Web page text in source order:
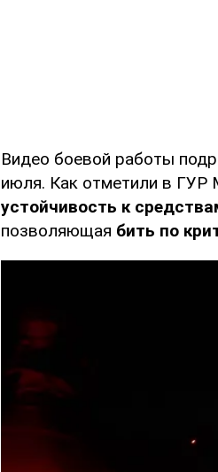
Видео боевой работы
июля. Как отметили в ГУР
устойчивость к
позволяющая бить по